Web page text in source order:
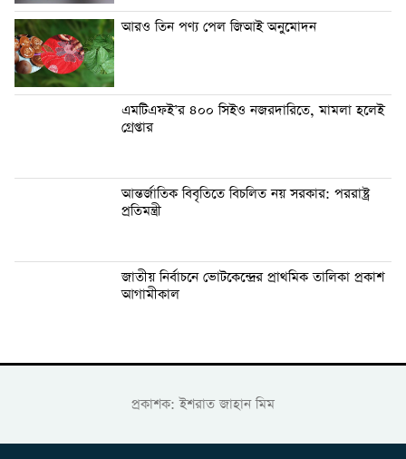
আরও তিন পণ্য পেল জিআই অনুমোদন
এমটিএফই’র ৪০০ সিইও নজরদারিতে, মামলা হলেই
গ্রেপ্তার
আন্তর্জাতিক বিবৃতিতে বিচলিত নয় সরকার: পররাষ্ট্র
প্রতিমন্ত্রী
জাতীয় নির্বাচনে ভোটকেন্দ্রের প্রাথমিক তালিকা প্রকাশ
আগামীকাল
প্রকাশক: ইশরাত জাহান মিম